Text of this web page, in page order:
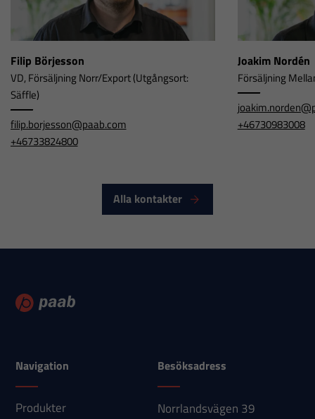
Filip Börjesson
VD, Försäljning Norr/Export (Utgångsort:
Säffle)
filip.borjesson@paab.com
+46733824800
Joakim Nordén
Försäljning
+46730983008
Alla kontakter
Navigation
Produkter
Besöksadress
Norrlandsvägen 39
hemsidan
används.
Upplevelse
ditt besök.
Om du nekar
cookies
Genom att dela